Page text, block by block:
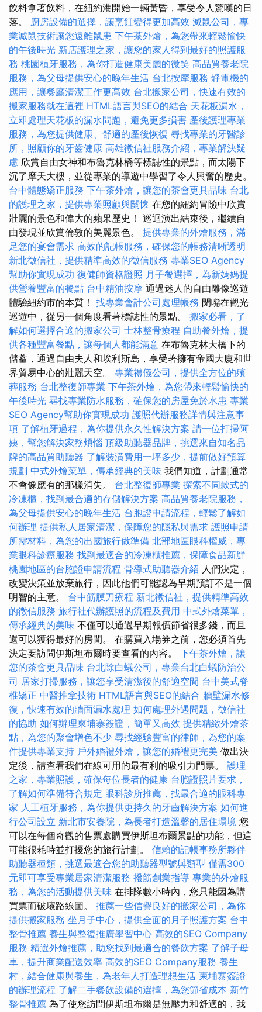
飲料拿著飲料，在紐約港開始一輛黃昏，享受令人驚嘆的日
落。 廚房設備的選擇，讓烹飪變得更加高效 滅鼠公司，專
業滅鼠技術讓您遠離鼠患 下午茶外燴，為您帶來輕鬆愉快
的午後時光 新店護理之家，讓您的家人得到最好的照護服
務 桃園植牙服務，為你打造健康美麗的微笑 高品質養老院
服務，為父母提供安心的晚年生活 台北按摩服務 靜電機的
應用，讓餐廳清潔工作更高效 台北搬家公司，快速有效的
搬家服務就在這裡 HTML語言與SEO的結合 天花板漏水，
立即處理天花板的漏水問題，避免更多損害 產後護理專業
服務，為您提供健康、舒適的產後恢復 尋找專業的牙醫診
所，照顧你的牙齒健康 高雄徵信社服務介紹，專業解決疑
慮 欣賞自由女神和布魯克林橋等標誌性的景點，而太陽下
沉了摩天大樓，並從專業的導遊中學習了令人興奮的歷史。
台中體態矯正服務 下午茶外燴，讓您的茶會更具品味 台北
的護理之家，提供專業照顧與關懷 在您的紐約冒險中欣賞
壯麗的景色和偉大的蘋果歷史！ 巡迴演出結束後，繼續自
由發現並欣賞倫敦的美麗景色。 提供專業的外燴服務，滿
足您的宴會需求 高效的記帳服務，確保您的帳務清晰透明
新北徵信社，提供精準高效的徵信服務 專業SEO Agency
幫助你實現成功 復健師資格證照 月子餐選擇，為新媽媽提
供營養豐富的餐點 台中精油按摩 通過迷人的自由雕像巡遊
體驗紐約市的本質！ 找專業會計公司處理帳務 閉嘴在觀光
巡遊中，從另一個角度看著標誌性的景點。 搬家必看，了
解如何選擇合適的搬家公司 士林整骨療程 自助餐外燴，提
供各種豐富餐點，讓每個人都能滿意 在布魯克林大橋下的
儲蓄，通過自由夫人和埃利斯島，享受著擁有帝國大廈和世
界貿易中心的壯麗天空。 專業禮儀公司，提供全方位的殯
葬服務 台北整復師專業 下午茶外燴，為您帶來輕鬆愉快的
午後時光 尋找專業防水服務，確保您的房屋免於水患 專業
SEO Agency幫助你實現成功 護照代辦服務詳情與注意事
項 了解植牙過程，為你提供永久性解決方案 請一位打掃阿
姨，幫您解決家務煩惱 頂級助聽器品牌，挑選來自知名品
牌的高品質助聽器 了解裝潢費用一坪多少，提前做好預算
規劃 中式外燴菜單，傳承經典的美味 我們知道，計劃通常
不會像應有的那樣消失。 台北整復師專業 探索不同款式的
冷凍櫃，找到最合適的存儲解決方案 高品質養老院服務，
為父母提供安心的晚年生活 台胞證申請流程，輕鬆了解如
何辦理 提供私人居家清潔，保障您的隱私與需求 護照申請
所需材料，為您的出國旅行做準備 北部地區眼科權威，專
業眼科診療服務 找到最適合的冷凍櫃推薦，保障食品新鮮
桃園地區的台胞證申請流程 骨導式助聽器介紹 人們決定，
改變決策並放棄旅行，因此他們可能認為早期預訂不是一個
明智的主意。 台中筋膜刀療程 新北徵信社，提供精準高效
的徵信服務 旅行社代辦護照的流程及費用 中式外燴菜單，
傳承經典的美味 不僅可以通過早期報價節省很多錢，而且
還可以獲得最好的房間。 在購買入場券之前，您必須首先
決定要訪問伊斯坦布爾時要查看的內容。 下午茶外燴，讓
您的茶會更具品味 台北除白蟻公司，專業台北白蟻防治公
司 居家打掃服務，讓您享受清潔後的舒適空間 台中美式脊
椎矯正 中醫推拿技術 HTML語言與SEO的結合 牆壁漏水修
復，快速有效的牆面漏水處理 如何處理外遇問題，徵信社
的協助 如何辦理柬埔寨簽證，簡單又高效 提供精緻外燴茶
點，為您的聚會增色不少 尋找經驗豐富的律師，為您的案
件提供專業支持 戶外婚禮外燴，讓您的婚禮更完美 做出決
定後，請查看我們在線可用的最有利的吸引力門票。 護理
之家，專業照護，確保每位長者的健康 台胞證照片要求，
了解如何準備符合規定 眼科診所推薦，找最合適的眼科專
家 人工植牙服務，為你提供更持久的牙齒解決方案 如何進
行公司設立 新北市安養院，為長者打造溫馨的居住環境 您
可以在每個奇觀的售票處購買伊斯坦布爾景點的功能，但這
可能很耗時並打擾您的旅行計劃。 信賴的記帳事務所夥伴
助聽器種類，挑選最適合您的助聽器型號與類型 僅需300
元即可享受專業居家清潔服務 撥筋創業指導 專業的外燴服
務，為您的活動提供美味 在排隊數小時內，您只能因為購
買票而破壞路線圖。 推薦一些信譽良好的搬家公司，為你
提供搬家服務 坐月子中心，提供全面的月子照護方案 台中
整骨推薦 養生與整復推廣學習中心 高效的SEO Company
服務 精選外燴推薦，助您找到最適合的餐飲方案 了解子母
車，提升商業配送效率 高效的SEO Company服務 養生
村，結合健康與養生，為老年人打造理想生活 柬埔寨簽證
的辦理流程 了解二手餐飲設備的選擇，為您節省成本 新竹
整骨推薦 為了使您訪問伊斯坦布爾是無壓力和舒適的，我